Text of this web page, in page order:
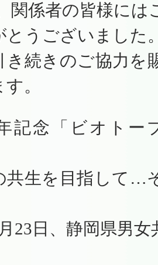
関係者の皆様には
とうございました
き続きのご協力を
。
記念「ビオトー
共生を目指して…
月23日、静岡県男